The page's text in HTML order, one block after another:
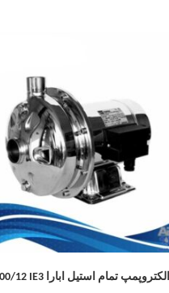
الکتروپمپ تمام استیل ابارا CD 200/12 IE3